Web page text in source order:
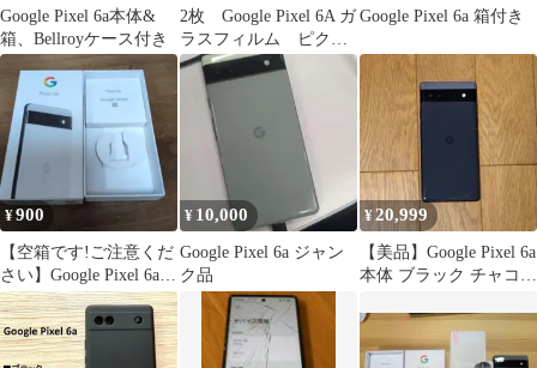
Google Pixel 6a本体&
箱、Bellroyケース付き
2枚 Google Pixel 6A ガ
ラスフィルム ピクセ
ル 強化 液晶保護
Google Pixel 6a 箱付き
¥900
【空箱です!ご注意くだ
さい】Google Pixel 6a
外箱
¥ 10,000
Google Pixel 6a ジャン
ク品
¥20,999
【美品】Google Pixel 6a
本体 ブラック チャコー